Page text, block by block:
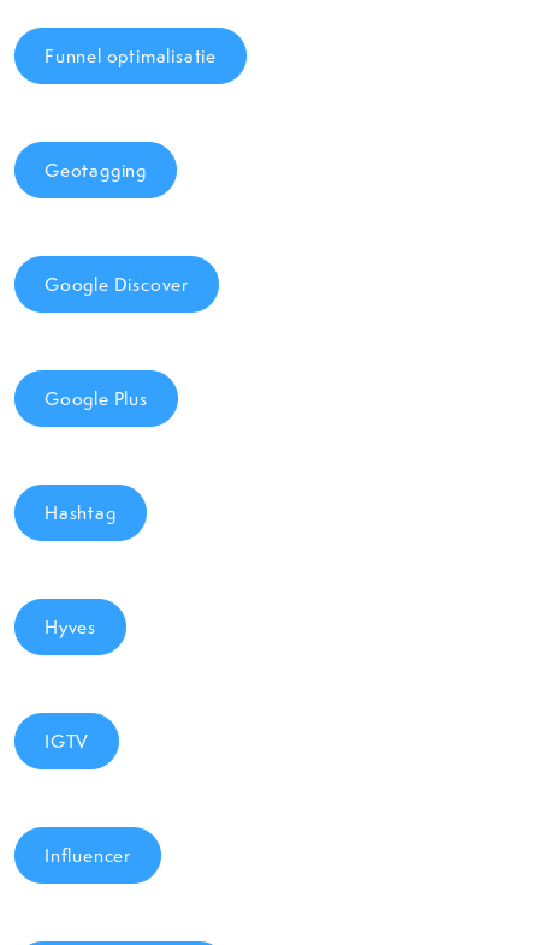
Funnel optimalisatie
Geotagging
Google Discover
Google Plus
Hashtag
Hyves
IGTV
Influencer